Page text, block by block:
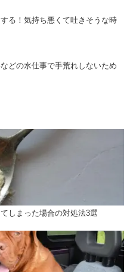
る！気持ち悪くて吐きそうな時
どの水仕事で手荒れしないため
しまった場合の対処法3選